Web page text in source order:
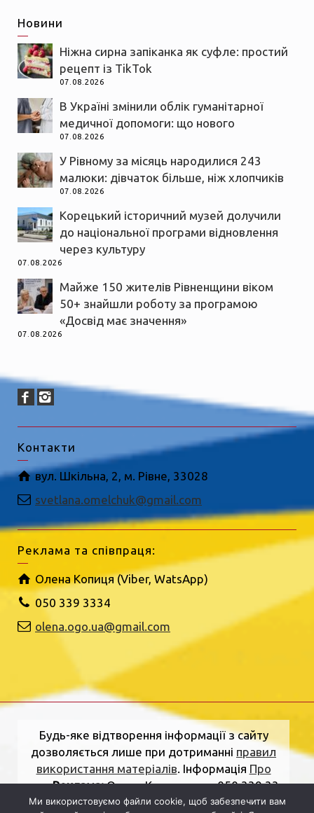
Новини
Ніжна сирна запіканка як суфле: простий
рецепт із TikTok
07.08.2026
В Україні змінили облік гуманітарної
медичної допомоги: що нового
07.08.2026
У Рівному за місяць народилися 243
малюки: дівчаток більше, ніж хлопчиків
07.08.2026
Корецький історичний музей долучили
до національної програми відновлення
через культуру
07.08.2026
Майже 150 жителів Рівненщини віком
50+ знайшли роботу за програмою
«Досвід має значення»
07.08.2026
Контакти
вул. Шкільна, 2, м. Рівне, 33028
svetlana.omelchuk@gmail.com
Реклама та співпраця:
Олена Копиця (Viber, WatsApp)
050 339 3334
olena.ogo.ua@gmail.com
Будь-яке відтворення інформації з сайту
дозволяється лише при дотриманні правил
використання матеріалів . Інформація Про
нас.Реклама:Олена Копиця, тел. 050 339 33
34
olena.ogo.ua@gmail.com.Адреса
Ми використовуємо файли cookie, щоб забезпечити вам